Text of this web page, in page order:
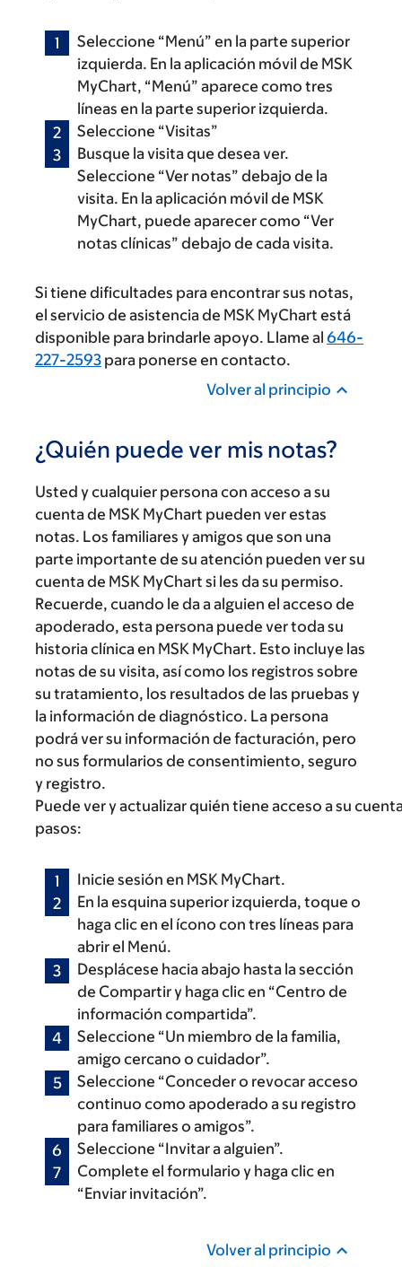
Seleccione “Menú” en la parte superior
izquierda. En la aplicación móvil de MSK
MyChart, “Menú” aparece como tres
líneas en la parte superior izquierda.
Seleccione “Visitas”
Busque la visita que desea ver.
Seleccione “Ver notas” debajo de la
visita. En la aplicación móvil de MSK
MyChart, puede aparecer como “Ver
notas clínicas” debajo de cada visita.
Si tiene dificultades para encontrar sus notas,
el servicio de asistencia de MSK MyChart está
disponible para brindarle apoyo. Llame al 646-
227-2593 para ponerse en contacto.
Volver al principio
¿Quién puede ver mis notas?
Usted y cualquier persona con acceso a su
cuenta de MSK MyChart pueden ver estas
notas. Los familiares y amigos que son una
parte importante de su atención pueden ver su
cuenta de MSK MyChart si les da su permiso.
Recuerde, cuando le da a alguien el acceso de
apoderado, esta persona puede ver toda su
historia clínica en MSK MyChart. Esto incluye las
notas de su visita, así como los registros sobre
su tratamiento, los resultados de las pruebas y
la información de diagnóstico. La persona
podrá ver su información de facturación, pero
no sus formularios de consentimiento, seguro
y registro.
Puede ver y actualizar quién tiene acceso a su
pasos:
Inicie sesión en MSK MyChart.
En la esquina superior izquierda, toque o
haga clic en el ícono con tres líneas para
abrir el Menú.
Desplácese hacia abajo hasta la sección
de Compartir y haga clic en “Centro de
información compartida”.
Seleccione “Un miembro de la familia,
amigo cercano o cuidador”.
Seleccione “Conceder o revocar acceso
continuo como apoderado a su registro
para familiares o amigos”.
Seleccione “Invitar a alguien”.
Complete el formulario y haga clic en
“Enviar invitación”.
Volver al principio